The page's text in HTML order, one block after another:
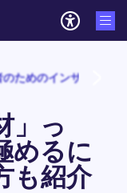
ためのインサイト
」っ
めるに
も紹介